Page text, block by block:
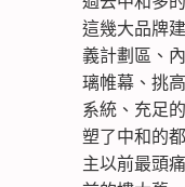
這幾大品牌
義計劃區、
璃帷幕、挑
系統、充足
塑了中和的
主以前最頭